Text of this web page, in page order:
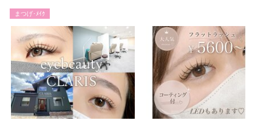
まつげ･ﾒｲｸ